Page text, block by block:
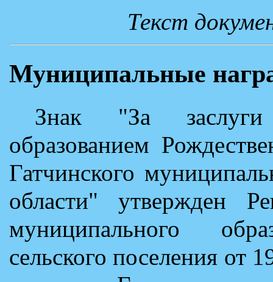
Текст
Муниципальные
Знак "За
образованием
Гатчинского
области" утвержден
муниципального
сельского поселения от